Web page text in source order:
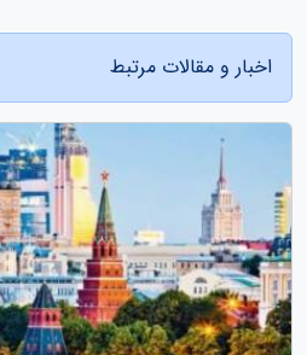
اخبار و مقالات مرتبط